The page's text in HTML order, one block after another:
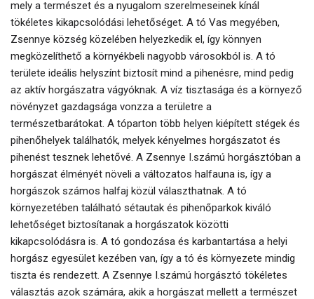
mely a természet és a nyugalom szerelmeseinek kínál
tökéletes kikapcsolódási lehetőséget. A tó Vas megyében,
Zsennye község közelében helyezkedik el, így könnyen
megközelíthető a környékbeli nagyobb városokból is. A tó
területe ideális helyszínt biztosít mind a pihenésre, mind pedig
az aktív horgászatra vágyóknak. A víz tisztasága és a környező
növényzet gazdagsága vonzza a területre a
természetbarátokat. A tóparton több helyen kiépített stégek és
pihenőhelyek találhatók, melyek kényelmes horgászatot és
pihenést tesznek lehetővé. A Zsennye I.számú horgásztóban a
horgászat élményét növeli a változatos halfauna is, így a
horgászok számos halfaj közül választhatnak. A tó
környezetében található sétautak és pihenőparkok kiváló
lehetőséget biztosítanak a horgászatok közötti
kikapcsolódásra is. A tó gondozása és karbantartása a helyi
horgász egyesület kezében van, így a tó és környezete mindig
tiszta és rendezett. A Zsennye I.számú horgásztó tökéletes
választás azok számára, akik a horgászat mellett a természet